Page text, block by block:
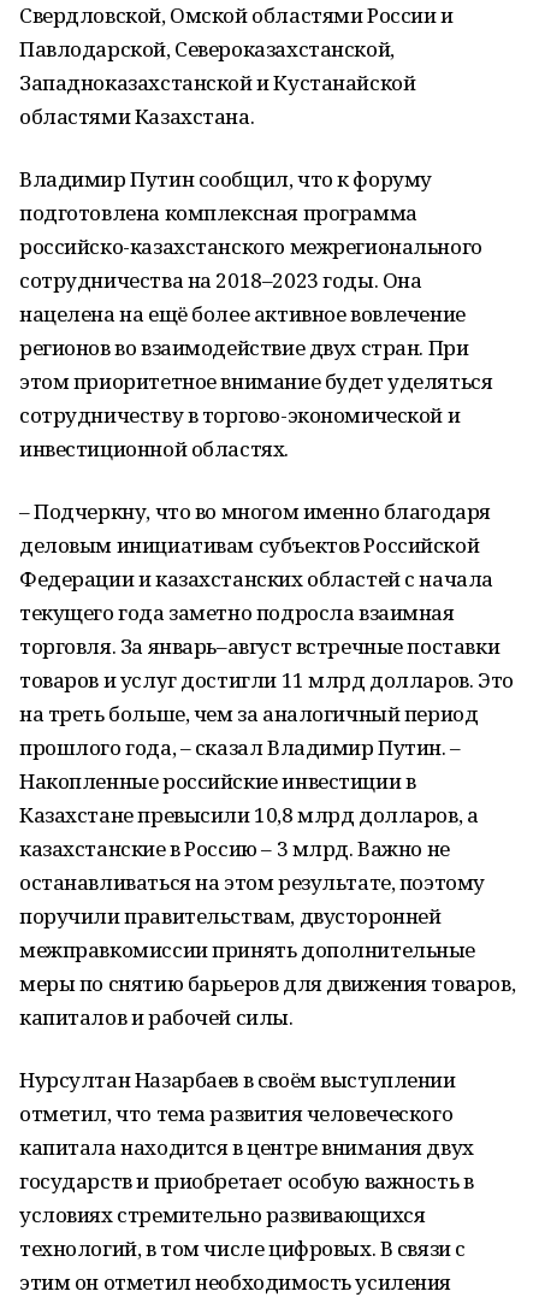
Свердловской, Омской областями России и
Павлодарской, Североказахстанской,
Западноказахстанской и Кустанайской
областями Казахстана.
Владимир Путин сообщил, что к форуму
подготовлена комплексная программа
российско-казахстанского межрегионального
сотрудничества на 2018–2023 годы. Она
нацелена на ещё более активное вовлечение
регионов во взаимодействие двух стран. При
этом приоритетное внимание будет уделяться
сотрудничеству в торгово-экономической и
инвестиционной областях.
– Подчеркну, что во многом именно благодаря
деловым инициативам субъектов Российской
Федерации и казахстанских областей с начала
текущего года заметно подросла взаимная
торговля. За январь–август встречные поставки
товаров и услуг достигли 11 млрд долларов. Это
на треть больше, чем за аналогичный период
прошлого года, – сказал Владимир Путин. –
Накопленные российские инвестиции в
Казахстане превысили 10,8 млрд долларов, а
казахстанские в Россию – 3 млрд. Важно не
останавливаться на этом результате, поэтому
поручили правительствам, двусторонней
межправкомиссии принять дополнительные
меры по снятию барьеров для движения товаров,
капиталов и рабочей силы.
Нурсултан Назарбаев в своём выступлении
отметил, что тема развития человеческого
капитала находится в центре внимания двух
государств и приобретает особую важность в
условиях стремительно развивающихся
технологий, в том числе цифровых. В связи с
этим он отметил необходимость усиления